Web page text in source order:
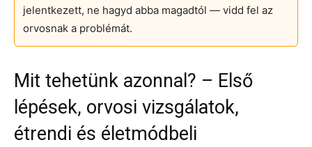
jelentkezett, ne hagyd abba magadtól — vidd fel az
orvosnak a problémát.
Mit tehetünk azonnal? – Első
lépések, orvosi vizsgálatok,
étrendi és életmódbeli